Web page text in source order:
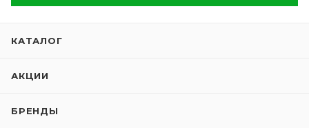
КАТАЛОГ
АКЦИИ
БРЕНДЫ